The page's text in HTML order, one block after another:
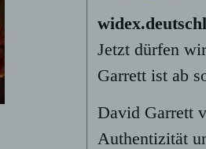
Jetzt dürfen
Garrett ist ab
David Garrett
Authentizität